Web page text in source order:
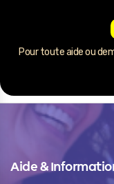
Pour toute aide ou
Aide &